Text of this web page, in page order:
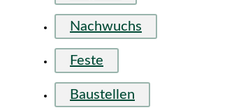
Nachwuchs
Feste
Baustellen